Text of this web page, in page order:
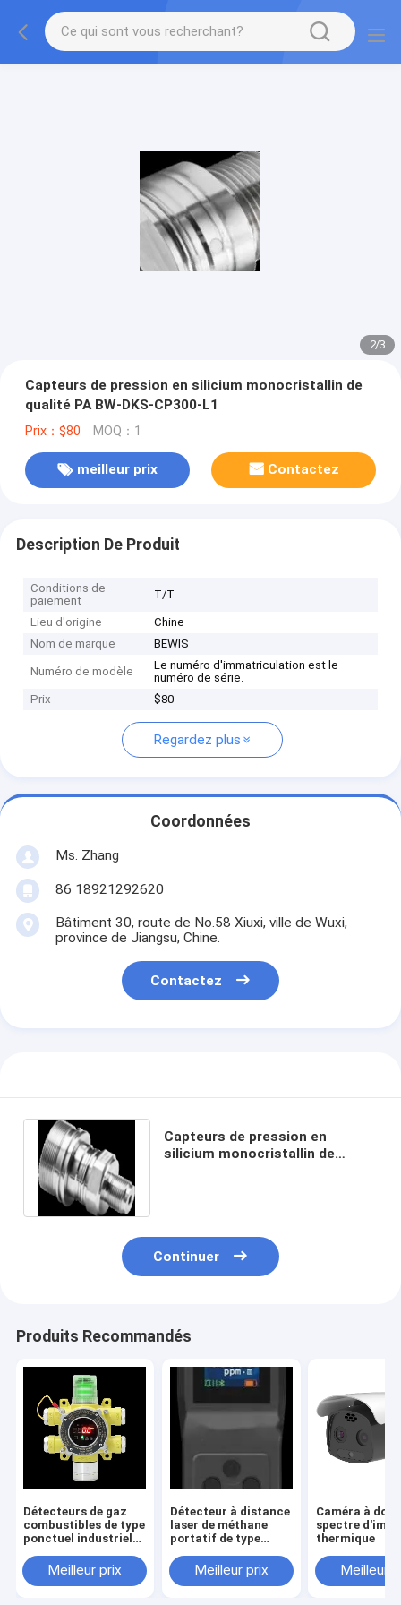
2/3
Capteurs de pression en silicium monocristallin de
qualité PA BW-DKS-CP300-L1
Prix：$80 MOQ：1
meilleur prix Contactez
Description De Produit
Conditions de
paiement
T/T
Lieu d'origine
Chine
Nom de marque
BEWIS
Numéro de modèle
Le numéro d'immatriculation est le
numéro de série.
Prix
$80
Regardez plus
Coordonnées
Ms. Zhang
86 18921292620
Bâtiment 30, route de No.58 Xiuxi, ville de Wuxi,
province de Jiangsu, Chine.
Contactez
Capteurs de pression en
silicium monocristallin de
Continuer
Produits Recommandés
Détecteurs de gaz
combustibles de type
ponctuel industriels
Meilleur prix
Détecteur à distance
laser de méthane
portatif de type
Meilleur prix
Caméra à
spectre
thermique
Meilleur